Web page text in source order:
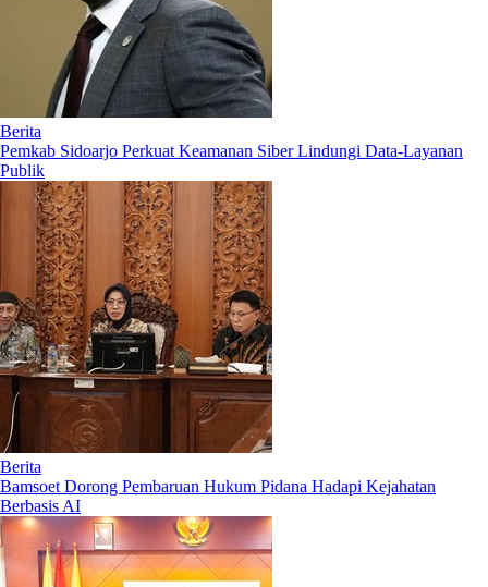
Berita
Pemkab Sidoarjo Perkuat Keamanan Siber Lindungi Data-Layanan
Publik
Berita
Bamsoet Dorong Pembaruan Hukum Pidana Hadapi Kejahatan
Berbasis AI